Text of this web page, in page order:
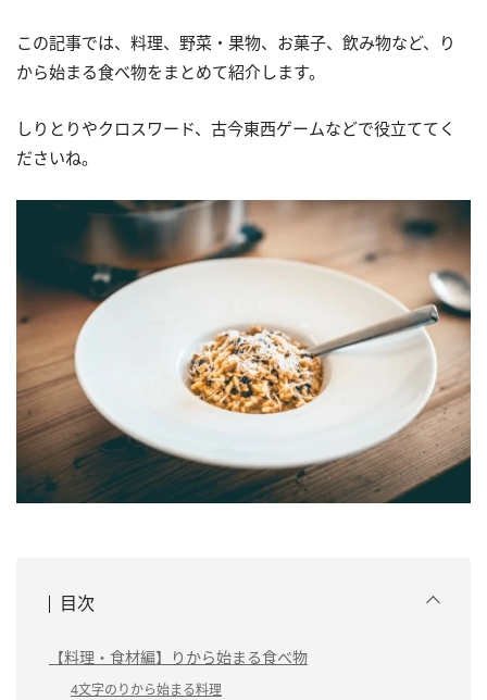
この記事では、料理、野菜・果物、お菓子、飲み物など、り
から始まる食べ物をまとめて紹介します。
しりとりやクロスワード、古今東西ゲームなどで役立ててく
ださいね。
目次
【料理・食材編】りから始まる食べ物
4文字のりから始まる料理